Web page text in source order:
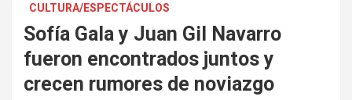
CULTURA/ESPECTÁCULOS
Sofía Gala y Juan Gil Navarro
fueron encontrados juntos y
crecen rumores de noviazgo